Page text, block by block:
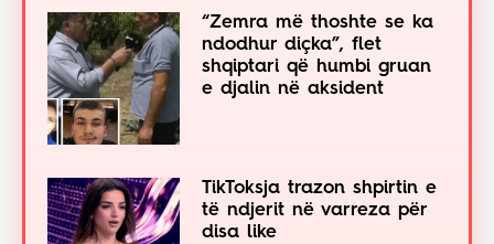
“Zemra më thoshte se ka
ndodhur diçka”, flet
shqiptari që humbi gruan
e djalin në aksident
TikToksja trazon shpirtin e
të ndjerit në varreza për
disa like